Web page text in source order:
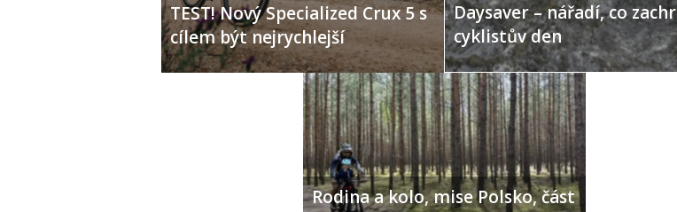
TEST! Nový Specialized Crux 5 s
cílem být nejrychlejší
Daysaver – nářadí, co
cyklistův den
Rodina a kolo, mise Polsko, část